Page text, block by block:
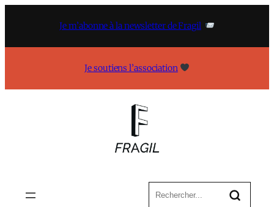
Je m’abonne à la newsletter de Fragil
Je soutiens l’association